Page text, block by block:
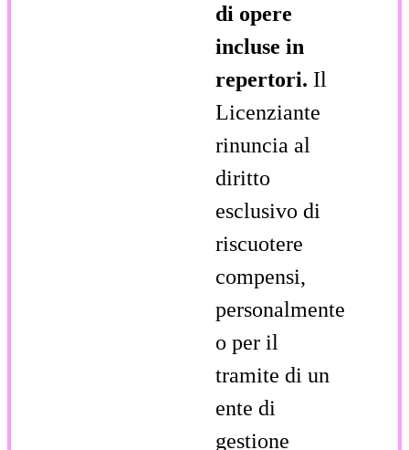
di opere
incluse in
repertori. Il
Licenziante
rinuncia al
diritto
esclusivo di
riscuotere
compensi,
personalmente
o per il
tramite di un
ente di
gestione